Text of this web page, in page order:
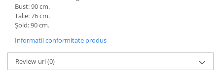
Bust: 90 cm.
Talie: 76 cm.
Șold: 90 cm.
Informatii conformitate produs
Review-uri(0)